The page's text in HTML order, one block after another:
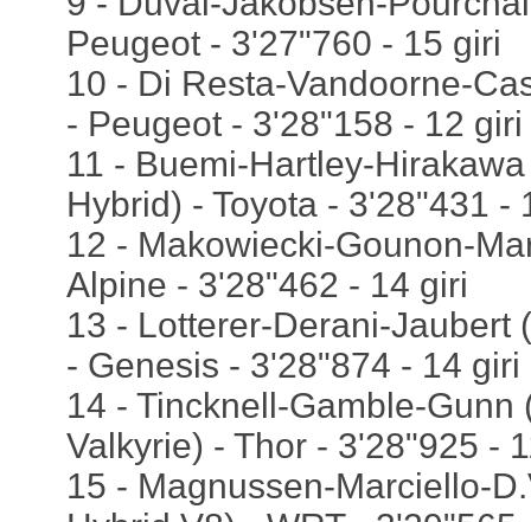
Peugeot - 3'27"760 - 15 giri
10 - Di Resta-Vandoorne-
- Peugeot - 3'28"158 - 12 giri
11 - Buemi-Hartley-
Hybrid) - Toyota - 3'28"431 -
12 - Makowiecki-Gounon-
Alpine - 3'28"462 - 14 giri
13 - Lotterer-Derani-Jaubert
- Genesis - 3'28"874 - 14 giri
14 - Tincknell-Gamble-Gunn
Valkyrie) - Thor - 3'28"925 -
15 - Magnussen-Marciello-